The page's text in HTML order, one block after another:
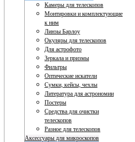
Камеры для телескопов
Монтировки и комплектующие
к ним
Линзы Барлоу
Окуляры для телескопов
Для астрофото
Зеркала и призмы
Фильтры
Оптические искатели
Сумки, кейсы, чехлы
Литература для астрономии
Постеры
Средства для очистки
телескопов
Разное для телескопов
Аксессуары для микроскопов